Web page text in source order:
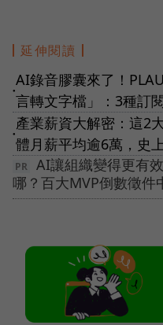
延伸閱讀
●
AI錄音膠囊來了！
言轉文字檔」：3種訂
●
產業薪資大解密：這2
體月薪平均逾6萬，史
AI讓組織變得更有
哪？百大MVP倒數徵件